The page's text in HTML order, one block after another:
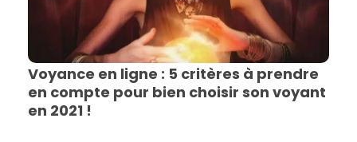
Voyance en ligne : 5 critères à prendre
en compte pour bien choisir son voyant
en 2021 !